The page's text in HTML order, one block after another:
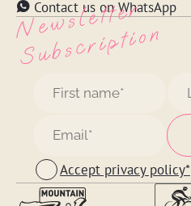
Contact us on WhatsApp
N
e
w
s
l
ett
e
r
S
u
b
s
c
r
i
pt
i
o
n
Accept privacy policy*